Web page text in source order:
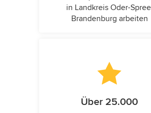
in Landkreis Oder-
Brandenburg arbeiten
Über 25.000